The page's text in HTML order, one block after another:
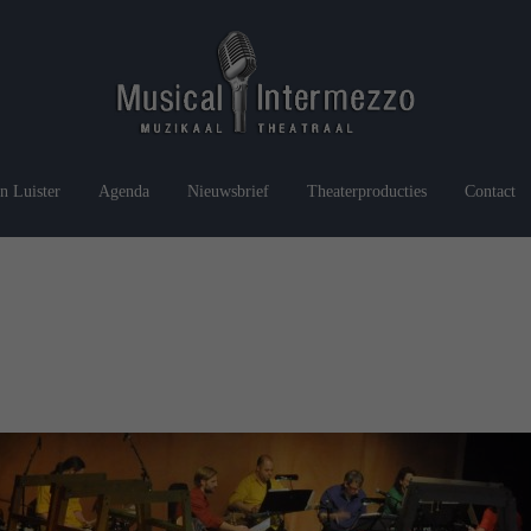
Luister Agenda Nieuwsbrief Theaterproducties Contact